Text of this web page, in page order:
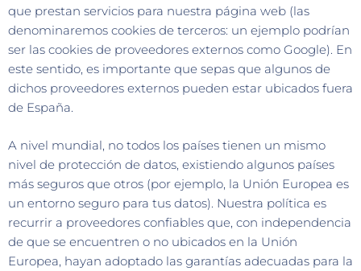
que prestan servicios para nuestra página web (las
denominaremos cookies de terceros: un ejemplo podrían
ser las cookies de proveedores externos como Google). En
este sentido, es importante que sepas que algunos de
dichos proveedores externos pueden estar ubicados fuera
de España.
A nivel mundial, no todos los países tienen un mismo
nivel de protección de datos, existiendo algunos países
más seguros que otros (por ejemplo, la Unión Europea es
un entorno seguro para tus datos). Nuestra política es
recurrir a proveedores confiables que, con independencia
de que se encuentren o no ubicados en la Unión
Europea, hayan adoptado las garantías adecuadas para la